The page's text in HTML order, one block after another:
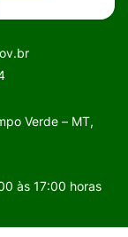
Verde – MT,
às 17:00 horas